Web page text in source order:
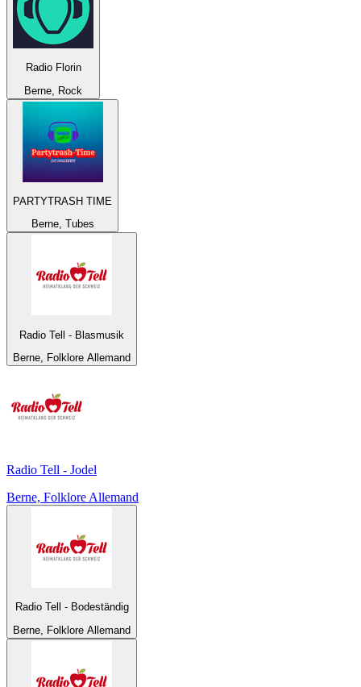
Radio Florin
Berne, Rock
PARTYTRASH TIME
Berne, Tubes
Radio Tell - Blasmusik
Berne, Folklore Allemand
Radio Tell - Jodel
Berne, Folklore Allemand
Radio Tell - Bodeständig
Berne, Folklore Allemand